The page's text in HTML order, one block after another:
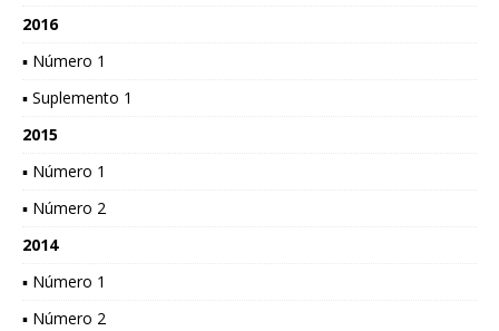
2016
▪ Número 1
▪ Suplemento 1
2015
▪ Número 1
▪ Número 2
2014
▪ Número 1
▪ Número 2